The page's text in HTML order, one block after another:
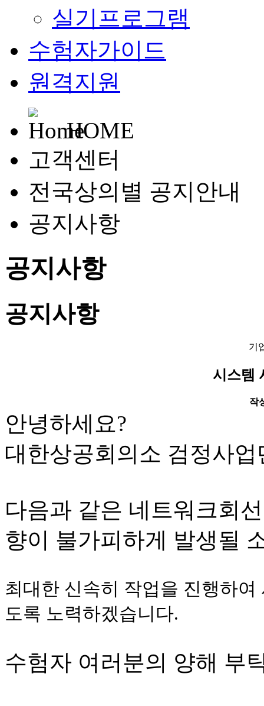
실기프로그램
수험자가이드
원격지원
HOME
고객센터
전국상의별 공지안내
공지사항
공지사항
공지사항
기
시스템
작
안녕하세요?
대한상공회의소 검정사업
다음과 같은 네트워크회
향이 불가피하게 발생될
최대한 신속히 작업을 진행하
도록 노력하겠습니다.
수험자 여러분의 양해 부